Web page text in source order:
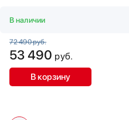
Кухонные комбайны
Массажеры и спорт. инвентарь
Микроволновые печи
Миксеры
В наличии
72 490 руб.
53 490 руб.
В корзину